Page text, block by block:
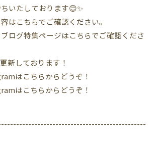
いたしております😊✨
はこちらでご確認ください。
ログ特集ページはこちらでご確認くださ
新しております！
はこちらからどうぞ！
はこちらからどうぞ！